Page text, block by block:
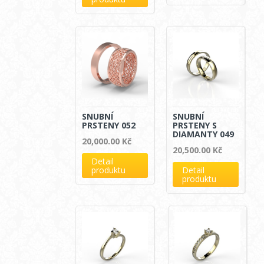
SNUBNÍ
PRSTENY 052
20,000.00 Kč
Detail
produktu
SNUBNÍ
PRSTENY S
DIAMANTY 049
20,500.00 Kč
Detail
produktu